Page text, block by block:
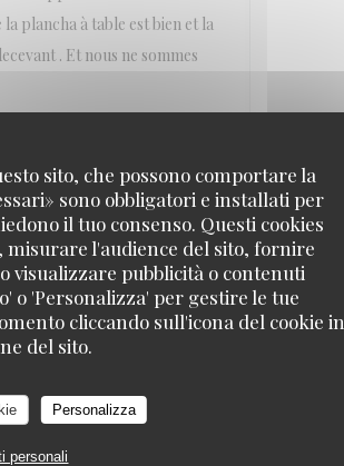
sito, che possono comportare la
sono obbligatori e installati per
il tuo consenso. Questi cookies
misurare l'audience del sito, fornire
visualizzare pubblicità o contenuti
o 'Personalizza' per gestire le tue
cliccando sull'icona del cookie in
del sito.
Personalizza
personali
plancha à table est bien et la
. Et nous ne sommes
: 5/5 QUALITÀ / PREZZO : 5/5
plaisir !
: 4/5 QUALITÀ / PREZZO